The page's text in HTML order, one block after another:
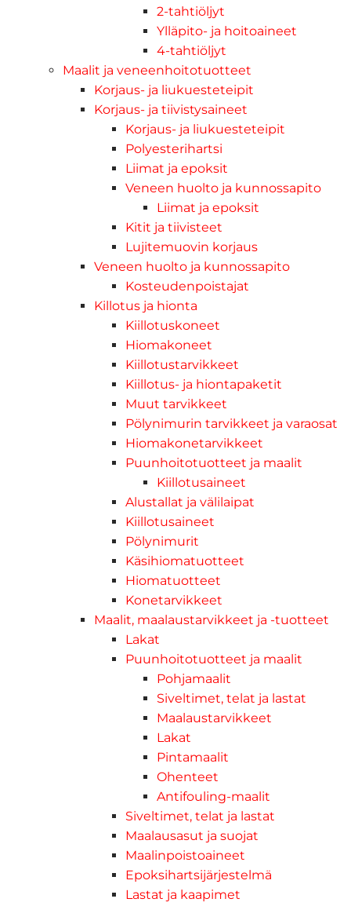
2-tahtiöljyt
Ylläpito- ja hoitoaineet
4-tahtiöljyt
Maalit ja veneenhoitotuotteet
Korjaus- ja liukuesteteipit
Korjaus- ja tiivistysaineet
Korjaus- ja liukuesteteipit
Polyesterihartsi
Liimat ja epoksit
Veneen huolto ja kunnossapito
Liimat ja epoksit
Kitit ja tiivisteet
Lujitemuovin korjaus
Veneen huolto ja kunnossapito
Kosteudenpoistajat
Killotus ja hionta
Kiillotuskoneet
Hiomakoneet
Kiillotustarvikkeet
Kiillotus- ja hiontapaketit
Muut tarvikkeet
Pölynimurin tarvikkeet ja varaosat
Hiomakonetarvikkeet
Puunhoitotuotteet ja maalit
Kiillotusaineet
Alustallat ja välilaipat
Kiillotusaineet
Pölynimurit
Käsihiomatuotteet
Hiomatuotteet
Konetarvikkeet
Maalit, maalaustarvikkeet ja -tuotteet
Lakat
Puunhoitotuotteet ja maalit
Pohjamaalit
Siveltimet, telat ja lastat
Maalaustarvikkeet
Lakat
Pintamaalit
Ohenteet
Antifouling-maalit
Siveltimet, telat ja lastat
Maalausasut ja suojat
Maalinpoistoaineet
Epoksihartsijärjestelmä
Lastat ja kaapimet